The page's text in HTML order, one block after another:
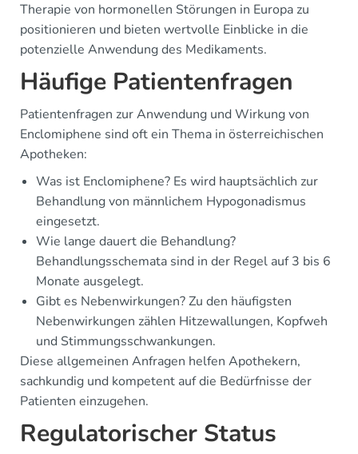
Therapie von hormonellen Störungen in Europa zu
positionieren und bieten wertvolle Einblicke in die
potenzielle Anwendung des Medikaments.
Häufige Patientenfragen
Patientenfragen zur Anwendung und Wirkung von
Enclomiphene sind oft ein Thema in österreichischen
Apotheken:
Was ist Enclomiphene? Es wird hauptsächlich zur
Behandlung von männlichem Hypogonadismus
eingesetzt.
Wie lange dauert die Behandlung?
Behandlungsschemata sind in der Regel auf 3 bis 6
Monate ausgelegt.
Gibt es Nebenwirkungen? Zu den häufigsten
Nebenwirkungen zählen Hitzewallungen, Kopfweh
und Stimmungsschwankungen.
Diese allgemeinen Anfragen helfen Apothekern,
sachkundig und kompetent auf die Bedürfnisse der
Patienten einzugehen.
Regulatorischer Status